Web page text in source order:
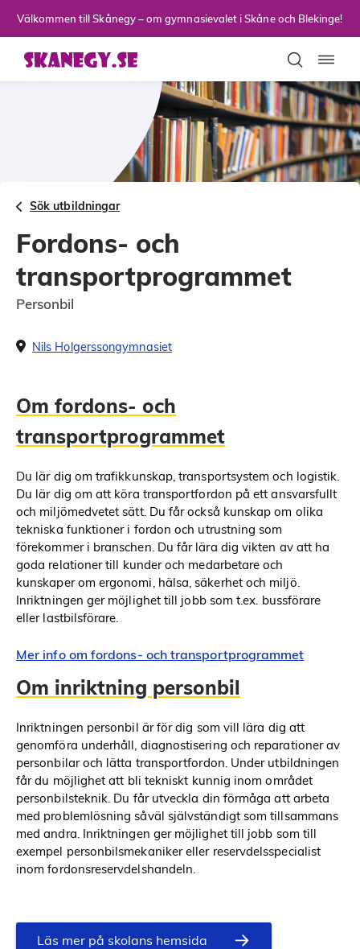
Välkommen till Skånegy – om gymnasievalet i Skåne och Blekinge!
Sök utbildningar
Fordons- och
transportprogrammet
Personbil
Nils Holgerssongymnasiet
Om fordons- och
transportprogrammet
Du lär dig om trafikkunskap, transportsystem och logistik.
Du lär dig om att köra transportfordon på ett ansvarsfullt
och miljömedvetet sätt. Du får också kunskap om olika
tekniska funktioner i fordon och utrustning som
förekommer i branschen. Du får lära dig vikten av att ha
goda relationer till kunder och medarbetare och
kunskaper om ergonomi, hälsa, säkerhet och miljö.
Inriktningen ger möjlighet till jobb som t.ex. bussförare
eller lastbilsförare.
Mer info om fordons- och transportprogrammet
Om inriktning personbil
Inriktningen personbil är för dig som vill lära dig att
genomföra underhåll, diagnostisering och reparationer av
personbilar och lätta transportfordon. Under utbildningen
får du möjlighet att bli tekniskt kunnig inom området
personbilsteknik. Du får utveckla din förmåga att arbeta
med problemlösning såväl självständigt som tillsammans
med andra. Inriktningen ger möjlighet till jobb som till
exempel personbilsmekaniker eller reservdelsspecialist
inom fordonsreservdelshandeln.
Läs mer på skolans hemsida